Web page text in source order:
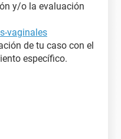
y/o la evaluación
vaginales
de tu caso con el
específico.